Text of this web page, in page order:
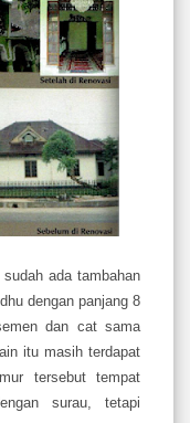
ada tambahan
dengan panjang 8
dan cat sama
itu masih terdapat
tersebut tempat
surau, tetapi